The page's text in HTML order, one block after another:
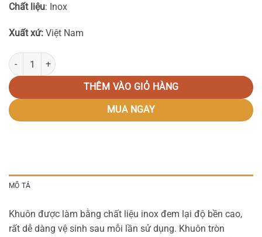
Chất liệu: Inox
Xuất xứ: Việt Nam
Khuôn mousse tim 22 cm thành 8 cm số lượng
THÊM VÀO GIỎ HÀNG
MUA NGAY
MÔ TẢ
Khuôn được làm bằng chất liệu inox đem lại độ bền cao,
rất dễ dàng vệ sinh sau mỗi lần sử dụng. Khuôn tròn